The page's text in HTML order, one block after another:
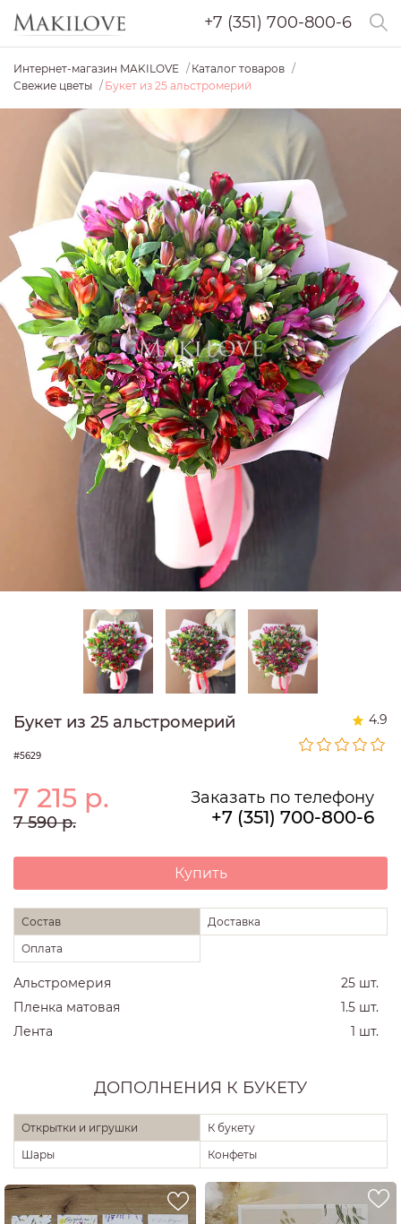
+7 (351) 700-800-6
Интернет-магазин MAKILOVE
Каталог товаров
Свежие цветы
Букет из 25 альстромерий
Букет из 25 альстромерий 4.9
#5629
7 215 р.
7 590р.
Заказать по телефону
+7 (351) 700-800-6
Купить
Состав
Доставка
Оплата
Альстромерия
25 шт.
Пленка матовая
1.5 шт.
Лента
1 шт.
ДОПОЛНЕНИЯ К БУКЕТУ
Открытки и игрушки
К букету
Шары
Конфеты